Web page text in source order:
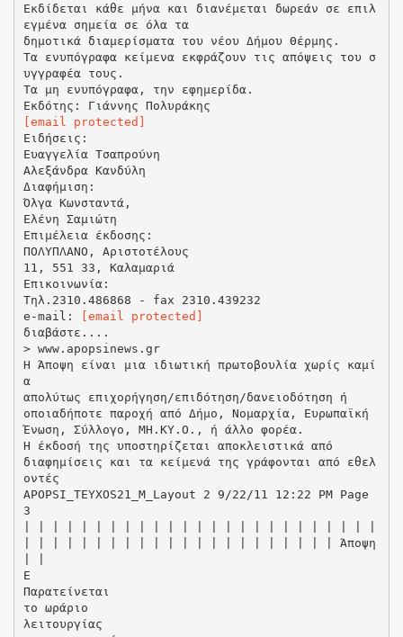
Εκδίδεται κάθε μήνα και διανέμεται δωρεάν σε επιλ
εγμένα σημεία σε όλα τα
δημοτικά διαμερίσματα του νέου Δήμου Θέρμης.
Τα ενυπόγραφα κείμενα εκφράζουν τις απόψεις του σ
υγγραφέα τους.
Τα μη ενυπόγραφα, την εφημερίδα.
[email protected]
Ειδήσεις:
Ευαγγελία Τσαπρούνη
Αλεξάνδρα Κανδύλη
Διαφήμιση:
Όλγα Κωνσταντά,
Ελένη Σαμιώτη
Επιμέλεια έκδοσης:
ΠΟΛΥΠΛΑΝΟ, Αριστοτέλους
11, 551 33, Καλαμαριά
Επικοινωνία:
Τηλ.2310.486868 - fax 2310.439232
e-mail:
[email protected]
διαβάστε....
> www.apopsinews.gr
Η Άποψη είναι μια ιδιωτική πρωτοβουλία χωρίς καμί
α
απολύτως επιχορήγηση/επιδότηση/δανειοδότηση ή
οποιαδήποτε παροχή από Δήμο, Νομαρχία, Ευρωπαϊκή
Ένωση, Σύλλογο, ΜΗ.ΚΥ.Ο., ή άλλο φορέα.
Η έκδοσή της υποστηρίζεται αποκλειστικά από
διαφημίσεις και τα κείμενά της γράφονται από εθελ
οντές
APOPSI_TEYXOS21_M_Layout 2 9/22/11 12:22 PM Page
3
| | | | | | | | | | | | | | | | | | | | | | Άποψη
Ε
Παρατείνεται
το ωράριο
λειτουργίας